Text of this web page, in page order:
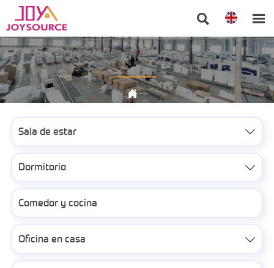
 
 Inicio> Producto
Sala de estar 
Dormitorio 
Comedor y cocina
Oficina en casa 